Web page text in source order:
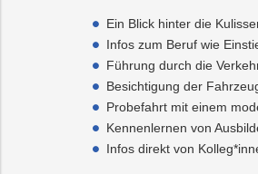
Ein Blick hinter die
Infos zum Beruf wie
Führung durch die
Besichtigung der
Probefahrt mit einem
Kennenlernen von
Infos direkt von